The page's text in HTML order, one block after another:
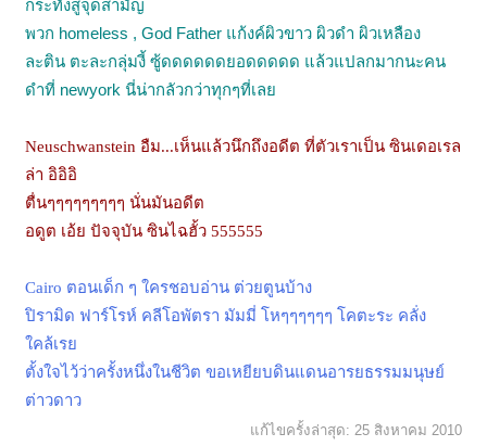
กระทั่งสู่จุดสามัญ
พวก homeless , God Father แก้งค์ผิวขาว ผิวดำ ผิวเหลือง
ละติน ตะละกลุ่มงี้ ซู้ดดดดดดยอดดดดด แล้วแปลกมากนะคน
ดำที่ newyork นี่น่ากลัวกว่าทุกๆที่เลย
Neuschwanstein อืม...เห็นแล้วนึกถึงอดีต ที่ตัวเราเป็น ซินเดอเรล
ล่า อิอิอิ
ตื่นๆๆๆๆๆๆๆๆๆ นั่นมันอดีต
อดูต เอ้ย ปัจจุบัน ซินไฉฮั้ว 555555
Cairo ตอนเด็ก ๆ ใครชอบอ่าน ต่วยตูนบ้าง
ปิรามิด ฟาร์โรห์ คลีโอพัตรา มัมมี่ โหๆๆๆๆๆๆ โคตะระ คลั่ง
ใคล้เรย
ตั้งใจไว้ว่าครั้งหนึ่งในชีวิต ขอเหยียบดินแดนอารยธรรมมนุษย์
ต่าวดาว
แก้ไขครั้งล่าสุด: 25 สิงหาคม 2010